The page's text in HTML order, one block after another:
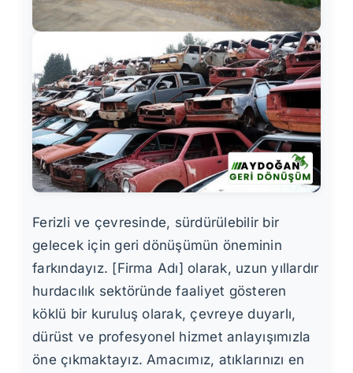
Ferizli ve çevresinde, sürdürülebilir bir
gelecek için geri dönüşümün öneminin
farkındayız. [Firma Adı] olarak, uzun yıllardır
hurdacılık sektöründe faaliyet gösteren
köklü bir kuruluş olarak, çevreye duyarlı,
dürüst ve profesyonel hizmet anlayışımızla
öne çıkmaktayız. Amacımız, atıklarınızı en